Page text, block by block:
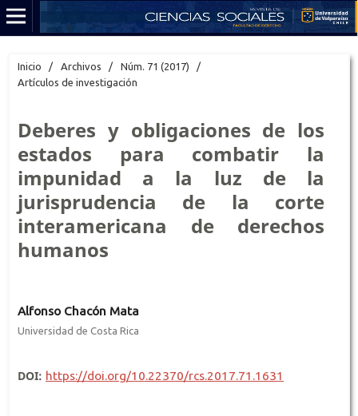
Inicio / Archivos / Núm. 71 (2017)
/
Artículos de investigación
Deberes y obligaciones de los
estados para combatir la
impunidad a la luz de la
jurisprudencia de la corte
interamericana de derechos
humanos
Alfonso Chacón Mata
Universidad de Costa Rica
DOI: https://doi.org/10.22370/rcs.2017.71.1631